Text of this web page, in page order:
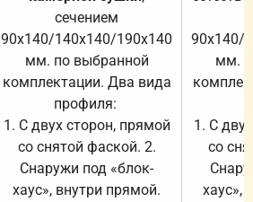
сечением
90х140/140х140/190х140
мм. по выбранной
комплектации. Два вида
профиля:
1. С двух сторон, прямой
со снятой фаской. 2.
Снаружи под «блок-
хаус», внутри прямой.
90х140/
мм.
1. С
со
хаус»,